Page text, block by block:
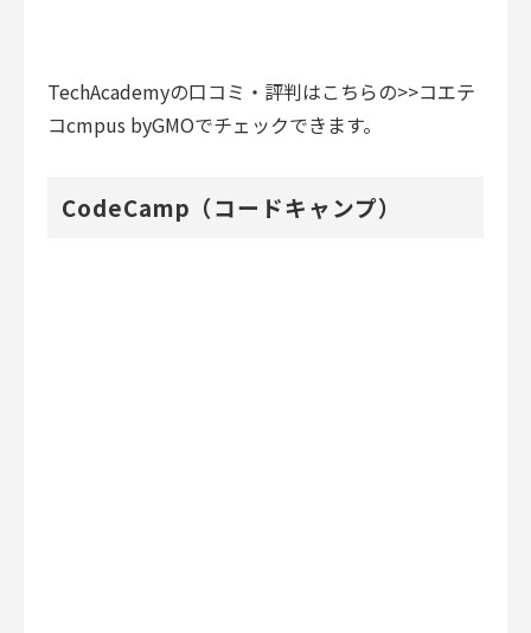
TechAcademyの口コミ・評判はこちらの>>コエテ
コcmpus byGMOでチェックできます。
CodeCamp（コードキャンプ）